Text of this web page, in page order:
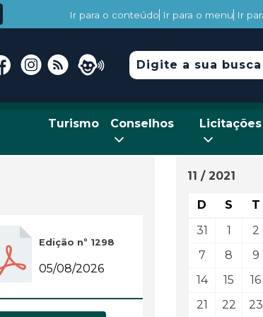
Ir para o conteúdo Ir para o menu Ir
Turismo Conselhos Licitações
Edição nº 1298
05/08/2026
11 / 2021
D S T
31
1 2
7
8 9
14
15 16
21
22 23